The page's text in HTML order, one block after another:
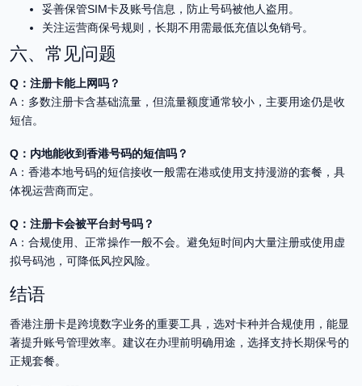
妥善保管SIM卡及账号信息，防止号码被他人盗用。
关注运营商保号规则，长期不用需最低充值以免销号。
六、常见问题
Q：注册卡能上网吗？
A：多数注册卡含基础流量，但流量额度通常较小，主要用途仍是收
短信。
Q：内地能收到香港号码的短信吗？
A：香港本地号码的短信接收一般需在港或使用支持漫游的套餐，具
体视运营商而定。
Q：注册卡会被平台封号吗？
A：合规使用、正常操作一般不会。避免短时间内大量注册或使用虚
拟号码池，可降低风控风险。
结语
香港注册卡是跨境数字业务的重要工具，选对卡种并合规使用，能显
著提升账号管理效率。建议在办理前明确用途，选择支持长期保号的
正规套餐。